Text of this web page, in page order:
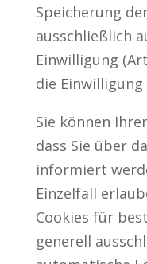
Speicherung
ausschließlich
Einwilligung
die
Sie können
dass Sie über
informiert
Einzelfall
Cookies für
generell